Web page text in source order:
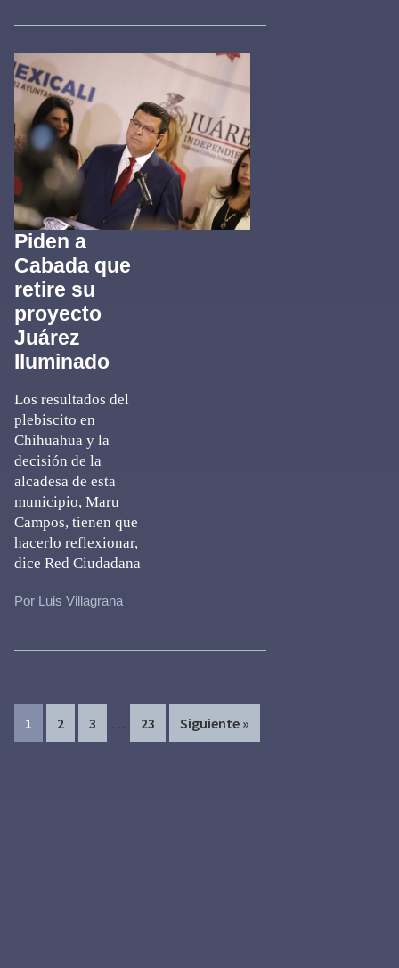
Piden a
Cabada que
retire su
proyecto
Juárez
Iluminado
Los resultados del
plebiscito en
Chihuahua y la
decisión de la
alcadesa de esta
municipio, Maru
Campos, tienen que
hacerlo reflexionar,
dice Red Ciudadana
Por Luis Villagrana
Page
1 Page
2 Page
3
Interim
pages
… Page
23 Siguiente »